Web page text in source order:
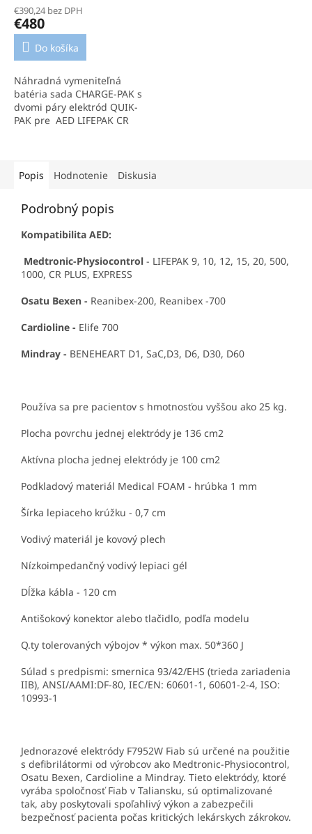
€390,24 bez DPH
€480
Do košíka
Náhradná vymeniteľná
batéria sada CHARGE-PAK s
dvomi páry elektród QUIK-
PAK pre AED LIFEPAK CR
Popis Hodnotenie Diskusia
Podrobný popis
Kompatibilita AED:
Medtronic-Physiocontrol - LIFEPAK 9, 10, 12, 15, 20, 500,
1000, CR PLUS, EXPRESS
Osatu Bexen - Reanibex-200, Reanibex -700
Cardioline - Elife 700
Mindray - BENEHEART D1, SaC,D3, D6, D30, D60
Používa sa pre pacientov s hmotnosťou vyššou ako 25 kg.
Plocha povrchu jednej elektródy je 136 cm2
Aktívna plocha jednej elektródy je 100 cm2
Podkladový materiál Medical FOAM - hrúbka 1 mm
Šírka lepiaceho krúžku - 0,7 cm
Vodivý materiál je kovový plech
Nízkoimpedančný vodivý lepiaci gél
Dĺžka kábla - 120 cm
Antišokový konektor alebo tlačidlo, podľa modelu
Q.ty tolerovaných výbojov * výkon max. 50*360 J
Súlad s predpismi: smernica 93/42/EHS (trieda zariadenia
IIB), ANSI/AAMI:DF-80, IEC/EN: 60601-1, 60601-2-4, ISO:
10993-1
Jednorazové elektródy F7952W Fiab sú určené na použitie
s defibrilátormi od výrobcov ako Medtronic-Physiocontrol,
Osatu Bexen, Cardioline a Mindray. Tieto elektródy, ktoré
vyrába spoločnosť Fiab v Taliansku, sú optimalizované
tak, aby poskytovali spoľahlivý výkon a zabezpečili
bezpečnosť pacienta počas kritických lekárskych zákrokov.